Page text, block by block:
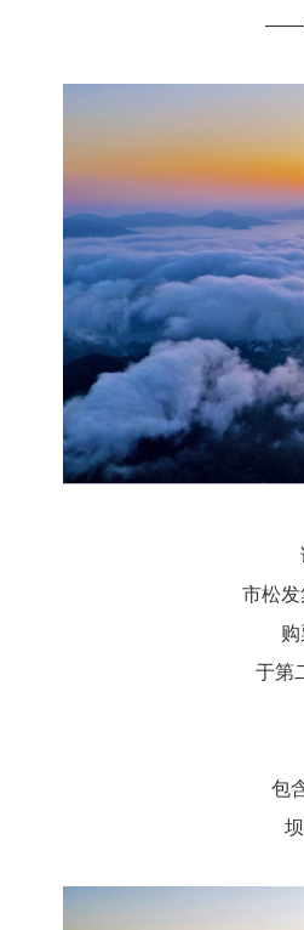
——“
市松
于第
包